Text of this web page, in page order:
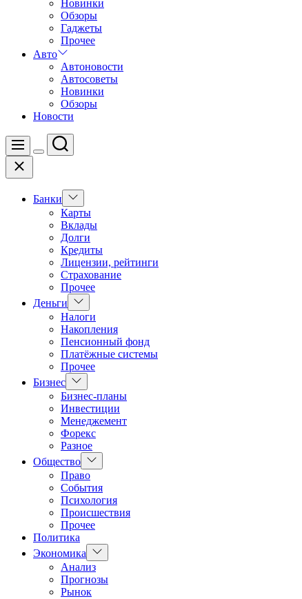
Новинки
Обзоры
Гаджеты
Прочее
Авто
Автоновости
Автосоветы
Новинки
Обзоры
Новости
Меню
Цвет
Поиск
Закрыть
Банки
Показать
подменю
Карты
Вклады
Долги
Кредиты
Лицензии, рейтинги
Страхование
Прочее
Деньги
Показать
подменю
Налоги
Накопления
Пенсионный фонд
Платёжные системы
Прочее
Бизнес Показать
подменю
Бизнес-планы
Инвестиции
Менеджемент
Форекс
Разное
Общество Показать
подменю
Право
События
Психология
Происшествия
Прочее
Политика
Экономика
Показать
подменю
Анализ
Прогнозы
Рынок